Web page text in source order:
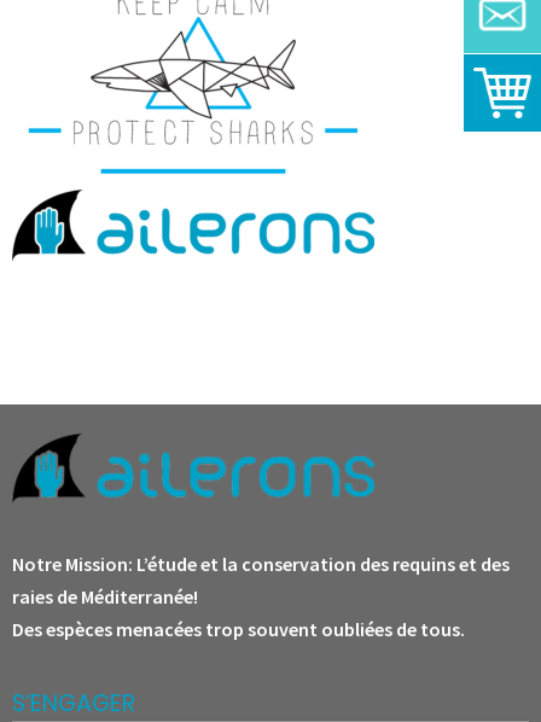
Notre Mission: L’étude et la conservation des requins et des
raies de Méditerranée!
Des espèces menacées trop souvent oubliées de tous.
S’ENGAGER